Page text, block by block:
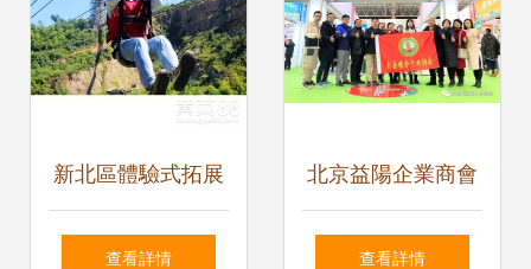
新北區體驗式拓展
訓練與常州周邊團
查看詳情
北京益陽企業商會
亮相2019湖南貧困
查看詳情